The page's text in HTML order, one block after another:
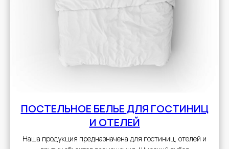
ПОСТЕЛЬНОЕ БЕЛЬЕ ДЛЯ ГОСТИНИЦ
И ОТЕЛЕЙ
Наша продукция предназначена для гостиниц, отелей и